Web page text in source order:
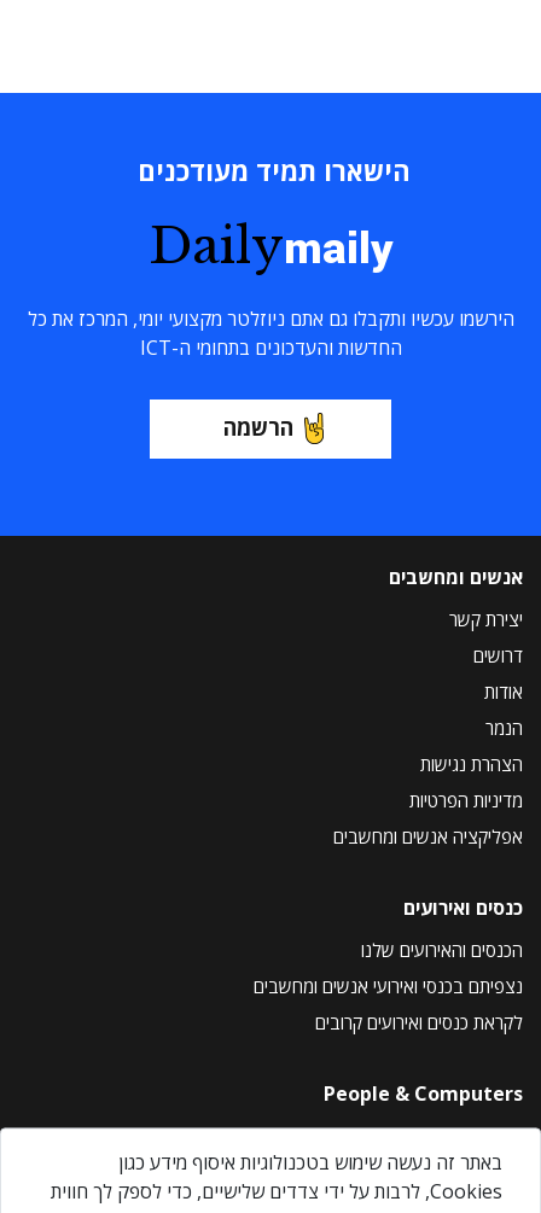
הישארו תמיד מעודכנים
Dailymaily
הירשמו עכשיו ותקבלו גם אתם ניוזלטר מקצועי יומי, המרכז את כל
החדשות והעדכונים בתחומי ה-ICT
הרשמה
אנשים ומחשבים
יצירת קשר
דרושים
אודות
הנמר
הצהרת נגישות
מדיניות הפרטיות
אפליקציה אנשים ומחשבים
כנסים ואירועים
הכנסים והאירועים שלנו
נצפיתם בכנסי ואירועי אנשים ומחשבים
לקראת כנסים ואירועים קרובים
People & Computers
About Us
Privacy Policy
באתר זה נעשה שימוש בטכנולוגיות איסוף מידע כגון
Cookies, לרבות על ידי צדדים שלישיים, כדי לספק לך חווית